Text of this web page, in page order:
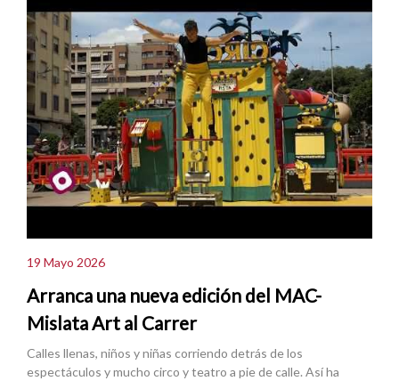
19 Mayo 2026
Arranca una nueva edición del MAC-
Mislata Art al Carrer
Calles llenas, niños y niñas corriendo detrás de los
espectáculos y mucho circo y teatro a pie de calle. Así ha